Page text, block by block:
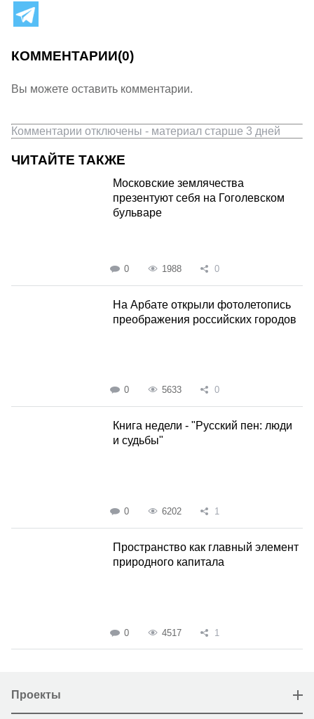
КОММЕНТАРИИ(0)
Вы можете оставить комментарии.
Комментарии отключены - материал старше 3 дней
ЧИТАЙТЕ ТАКЖЕ
Московские землячества
презентуют себя на Гоголевском
бульваре
0 1988 0
На Арбате открыли фотолетопись
преображения российских городов
0 5633 0
Книга недели - "Русский пен: люди
и судьбы"
0 6202 1
Пространство как главный элемент
природного капитала
0 4517 1
Проекты